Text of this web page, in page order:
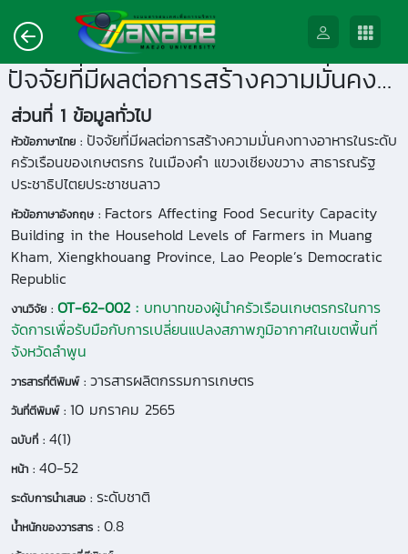
ปัจจัยที่มีผลต่อการสร้างความมั่นคงทางอาหารในระดับครัวเรือนของเกษตรกร ในเมืองคำ แขวงเชียงขวาง สาธารณรัฐประชาธิปไตยประชาชนลาว
ส่วนที่ 1 ข้อมูลทั่วไป
หัวข้อภาษาไทย : ปัจจัยที่มีผลต่อการสร้างความมั่นคงทางอาหารในระดับ
ครัวเรือนของเกษตรกร ในเมืองคำ แขวงเชียงขวาง สาธารณรัฐ
ประชาธิปไตยประชาชนลาว
หัวข้อภาษาอังกฤษ : Factors Affecting Food Security Capacity
Building in the Household Levels of Farmers in Muang
Kham, Xiengkhouang Province, Lao People’s Democratic
Republic
งานวิจัย : OT-62-002 : บทบาทของผู้นำครัวเรือนเกษตรกรในการ
จัดการเพื่อรับมือกับการเปลี่ยนแปลงสภาพภูมิอากาศในเขตพื้นที่
จังหวัดลำพูน
วารสารที่ตีพิมพ์ : วารสารผลิตกรรมการเกษตร
วันที่ตีพิมพ์ : 10 มกราคม 2565
ฉบับที่ : 4(1)
หน้า : 40-52
ระดับการนำเสนอ : ระดับชาติ
น้ำหนักของวารสาร : 0.8